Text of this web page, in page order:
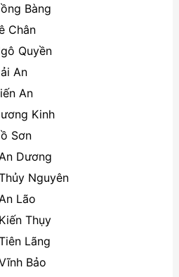
Bàng
Chân
Quyền
An
An
Kinh
Sơn
Dương
Nguyên
Lão
Thụy
Lãng
Bảo